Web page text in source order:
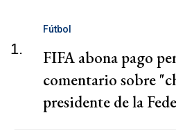
1.
Fútbol
FIFA abona pago
comentario sobre
presidente de la